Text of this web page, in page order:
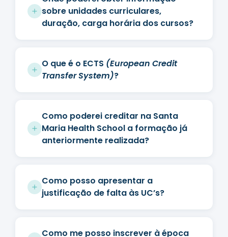
sobre unidades curriculares,
duração, carga horária dos cursos?
O que é o ECTS (European Credit
Transfer System)?
Como poderei creditar na Santa
Maria Health School a formação já
anteriormente realizada?
Como posso apresentar a
justificação de falta às UC’s?
Como me posso inscrever à época